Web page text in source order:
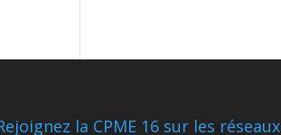
la CPME 16 sur les réseaux